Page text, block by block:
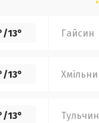
/13° Гайсин
/13°
/13° Тульчин